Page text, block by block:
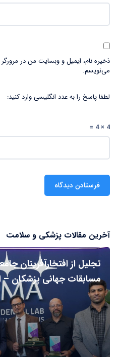
ذخیره نام، ایمیل و وبسایت من در
می‌نویسم.
لطفا پاسخ را به عدد انگلیسی وارد کنید:
4 × 4 =
آخرین مقالات پزشکی و سلامت
تجلیل از افتخارآفرینان
مسابقات جهانی پزشکان –